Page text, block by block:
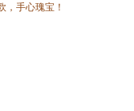
手心瑰宝！